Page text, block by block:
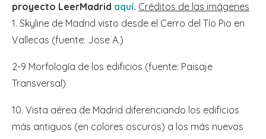
proyecto LeerMadrid aquí. Créditos de las imágenes
1. Skyline de Madrid visto desde el Cerro del Tío Pio en
Vallecas (fuente: Jose A.)
2-9 Morfología de los edificios (fuente: Paisaje
Transversal)
10. Vista aérea de Madrid diferenciando los edificios
más antiguos (en colores oscuros) a los más nuevos